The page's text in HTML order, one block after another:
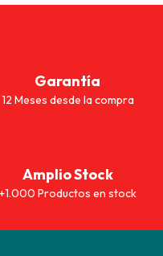
Garantía
12 Meses desde la compra
Amplio Stock
+1.000 Productos en stock